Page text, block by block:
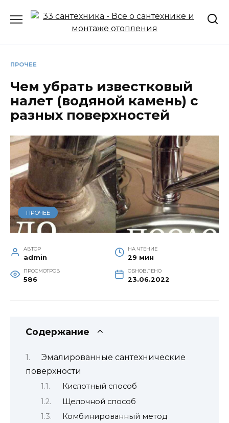
ПРОЧЕЕ
Чем убрать известковый
налет (водяной камень) с
разных поверхностей
ПРОЧЕЕ
АВТОР
admin
НА ЧТЕНИЕ
29 мин
ПРОСМОТРОВ
586
ОБНОВЛЕНО
23.06.2022
Содержание
Эмалированные сантехнические
поверхности
Кислотный способ
Щелочной способ
Комбинированный метод